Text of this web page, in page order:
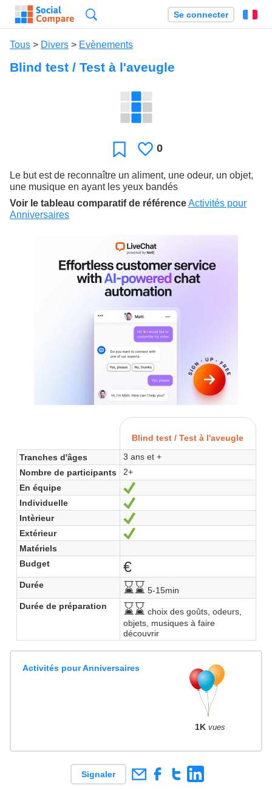
Se connecter
Tous > Divers > Evènements
Blind test / Test à l'aveugle
Favori J'aime
0
Le but est de reconnaître un aliment, une odeur, un objet,
une musique en ayant les yeux bandés
Voir le tableau comparatif de référenceActivités pour
Anniversaires
Blind test / Test à l'aveugle
Tranches d'âges
3 ans et +
Nombre de participants
2+
En équipe
Oui
Individuelle
Oui
Intèrieur
Oui
Extérieur
Oui
Matériels
Budget
€
Durée ⌛⌛ 5-15min
Durée de préparation
⌛⌛ choix des goûts, odeurs,
objets, musiques à faire
découvrir
Activités pour Anniversaires
1K vues
Signaler